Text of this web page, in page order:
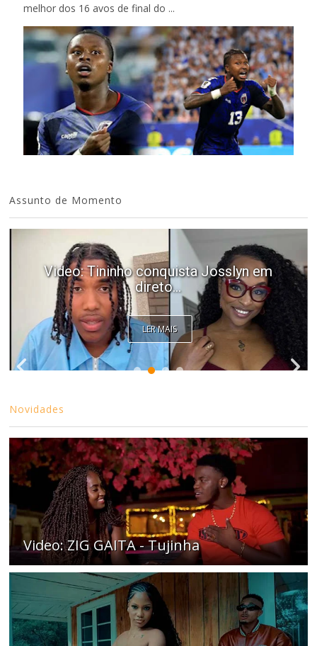
melhor dos 16 avos de final do ...
Assunto de Momento
Video: Tininho conquista Josslyn em
direto...
LER MAIS
Novidades
Video: ZIG GAITA - Tujinha